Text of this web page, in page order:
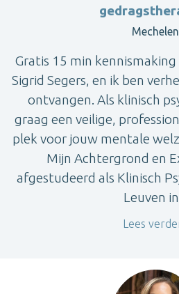
Mechelen
Gratis 15 min
Sigrid Segers, en ik ben
ontvangen. Als klinisch
graag een veilige,
plek voor jouw mentale
Mijn Achtergrond en
afgestudeerd als Klinisch
Leuven
Lees